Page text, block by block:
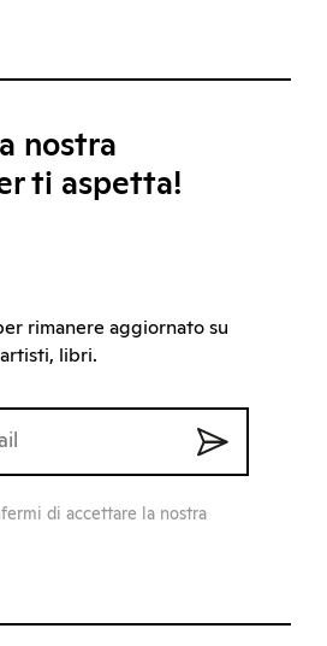
nostra
ti aspetta!
rimanere aggiornato su
libri.
di accettare la nostra